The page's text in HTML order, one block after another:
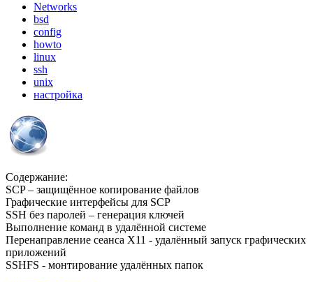
Networks
bsd
config
howto
linux
ssh
unix
настройка
Содержание:
SCP – защищённое копирование файлов
Графические интерфейсы для SCP
SSH без паролей – генерация ключей
Выполнение команд в удалённой системе
Перенаправление сеанса X11 - удалённый запуск графических
приложений
SSHFS - монтирование удалённых папок